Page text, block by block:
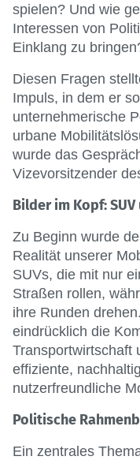
spielen? Und wie
Interessen von
Einklang zu
Diesen Fragen
Impuls, in dem er
unternehmerische
urbane
wurde das
Vizevorsitzender
Bilder im Kopf:
Zu Beginn wurde
Realität unserer
SUVs, die mit nur
Straßen rollen,
ihre Runden
eindrücklich die
Transportwirtschaft
effiziente,
nutzerfreundliche
Politische
Ein zentrales